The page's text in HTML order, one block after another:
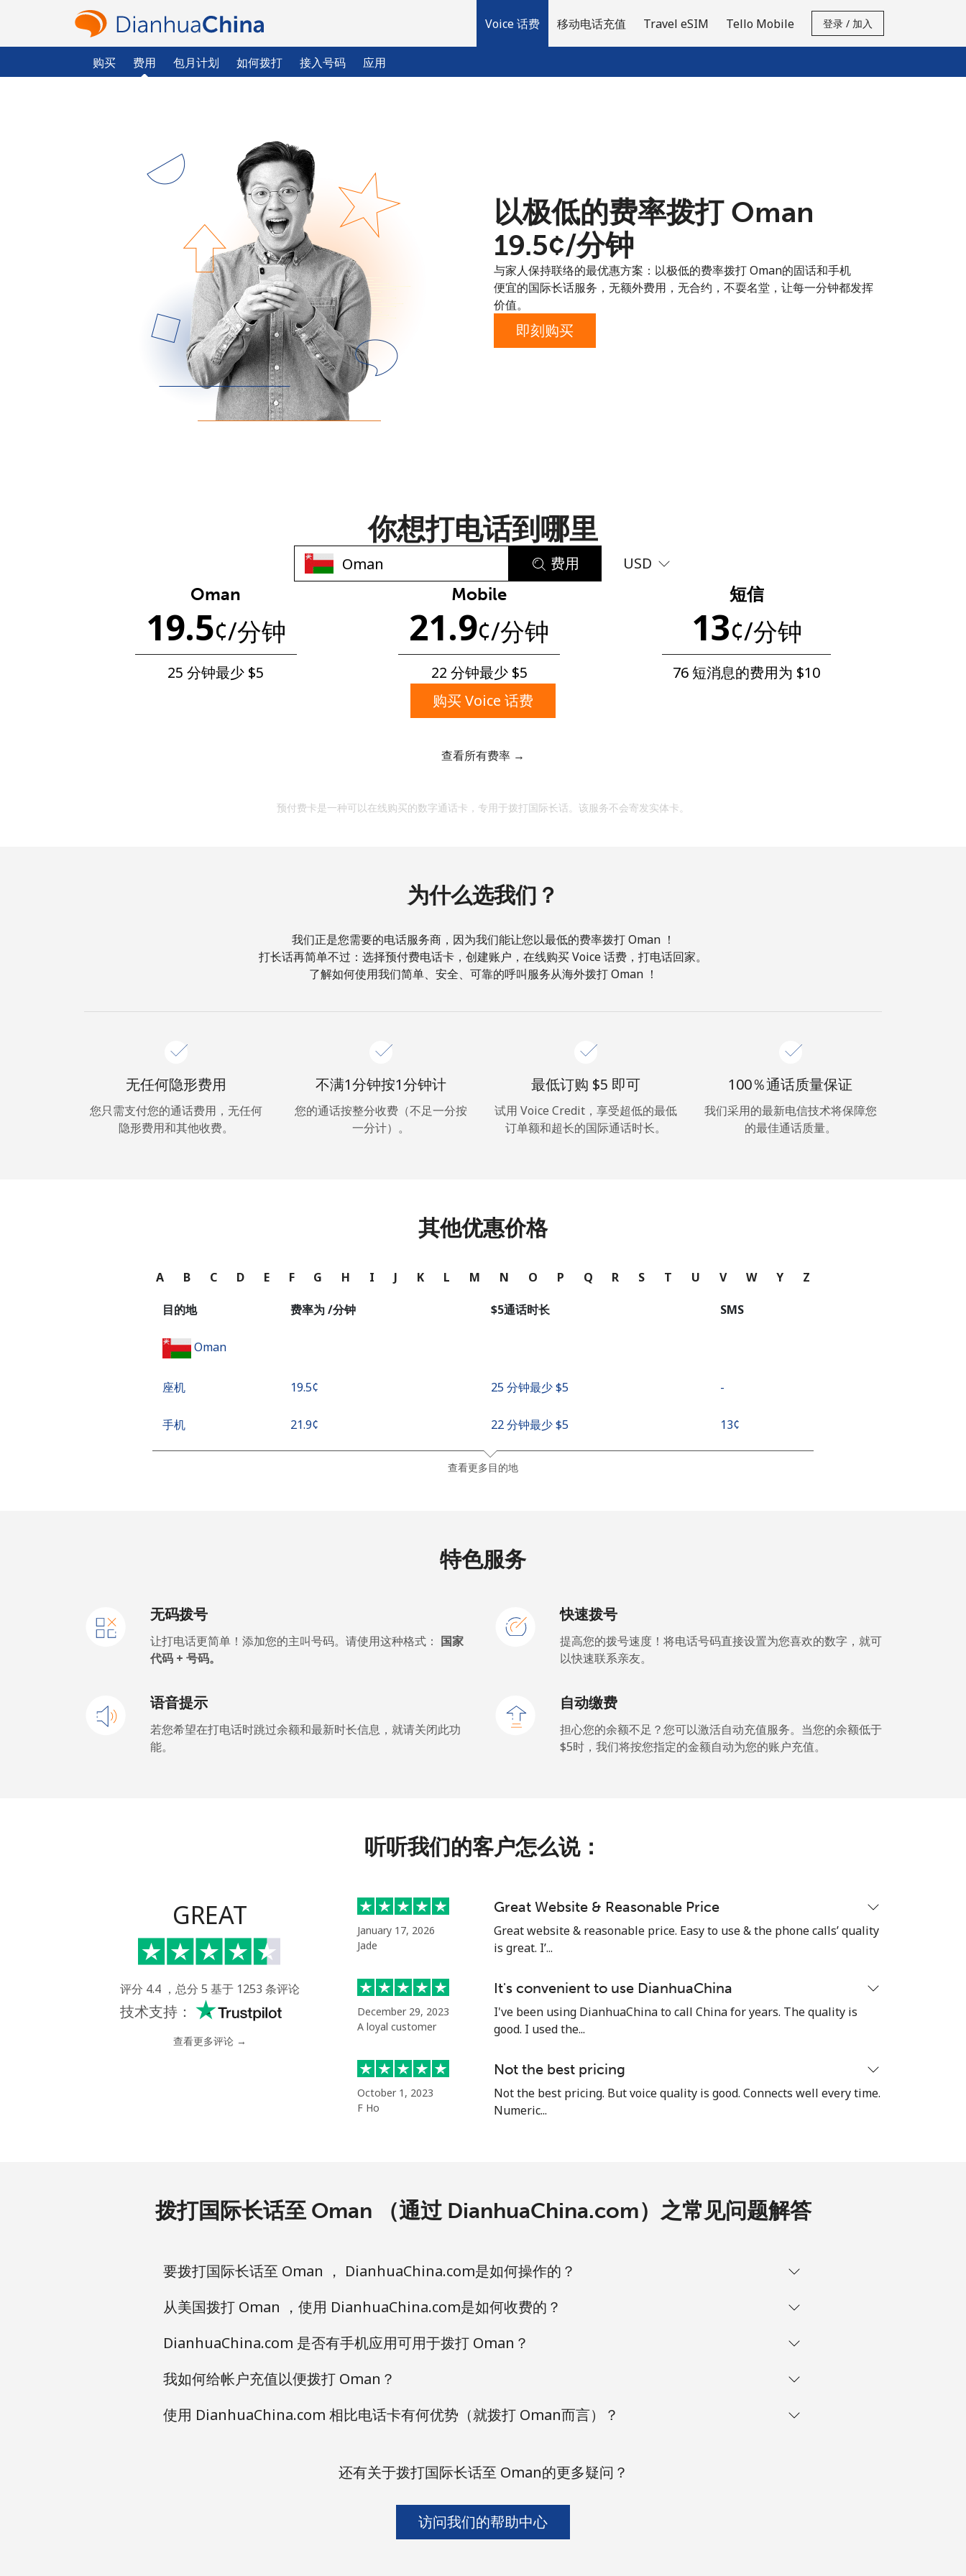
Voice 话费
购买 费用 包月计划 如何拨打 接入号码 应用
移动电话充值 Travel eSIM Tello Mobile 登录 / 加入
注册使用
至少 8 个字符
一个大写字母和一个小写字母
请保持联系，以便享受我们绝佳的优惠活动。
加入
你好！
登录
或
以极低的费率拨打 Oman
⁦19.5¢⁩/分钟
与家人保持联络的最优惠方案：以极低的费率拨打 Oman的固话和手机
便宜的国际长话服务，无额外费用，无合约，不耍名堂，让每一分钟都发挥
价值。
即刻购买
你想打电话到哪里
费用 USD
Oman
19.5¢/分钟
25 分钟最少 ⁦$5⁩
Mobile
21.9¢/分钟
22 分钟最少 ⁦$5⁩
短信
13¢/分钟
76 短消息的费用为 ⁦$10⁩
购买 Voice 话费
查看所有费率 →
预付费卡是一种可以在线购买的数字通话卡，专用于拨打国际长话。该服务不会寄发实体卡。
为什么选我们？
我们正是您需要的电话服务商，因为我们能让您以最低的费率拨打 Oman ！
打长话再简单不过：选择预付费电话卡，创建账户，在线购买 Voice 话费，打电话回家。
了解如何使用我们简单、安全、可靠的呼叫服务从海外拨打 Oman ！
无任何隐形费用
您只需支付您的通话费用，无任何
隐形费用和其他收费。
不满1分钟按1分钟计
您的通话按整分收费（不足一分按
一分计）。
最低订购 ⁦$5⁩ 即可
试用 Voice Credit，享受超低的最低
订单额和超长的国际通话时长。
100％通话质量保证
我们采用的最新电信技术将保障您
的最佳通话质量。
其他优惠价格
A B C D E F G H I J K L M N O P Q R S T U V W Y Z
目的地 费率为 /分钟 ⁦$5⁩通话时长 SMS
Oman
座机 ⁦19.5¢⁩ 25 分钟最少 ⁦$5⁩ -
手机 ⁦21.9¢⁩ 22 分钟最少 ⁦$5⁩ ⁦13¢⁩
查看更多目的地
特色服务
无码拨号
让打电话更简单！添加您的主叫号码。请使用这种格式： 国家
代码 + 号码。
快速拨号
提高您的拨号速度！将电话号码直接设置为您喜欢的数字，就可
以快速联系亲友。
语音提示
若您希望在打电话时跳过余额和最新时长信息，就请关闭此功
能。
自动缴费
担心您的余额不足？您可以激活自动充值服务。当您的余额低于⁦
$5⁩时，我们将按您指定的金额自动为您的账户充值。
听听我们的客户怎么说：
GREAT
评分 4.4 ，总分 5 基于 1253 条评论
技术支持：
查看更多评论 →
January 17, 2026
Jade
Great Website & Reasonable Price
Great website & reasonable price. Easy to use & the phone calls’ quality
is great. I’...
December 29, 2023
A loyal customer
It's convenient to use DianhuaChina
I've been using DianhuaChina to call China for years. The quality is
good. I used the...
October 1, 2023
F Ho
Not the best pricing
Not the best pricing. But voice quality is good. Connects well every time.
Numeric...
拨打国际长话至 Oman （通过 DianhuaChina.com）之常见问题解答
要拨打国际长话至 Oman ， DianhuaChina.com是如何操作的？
从美国拨打 Oman ，使用 DianhuaChina.com是如何收费的？
DianhuaChina.com 是否有手机应用可用于拨打 Oman？
我如何给帐户充值以便拨打 Oman？
使用 DianhuaChina.com 相比电话卡有何优势（就拨打 Oman而言）？
还有关于拨打国际长话至 Oman的更多疑问？
访问我们的帮助中心